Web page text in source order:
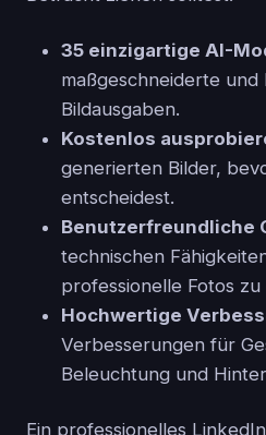
35 einzigartige AI-
maßgeschneiderte
Bildausgaben.
Kostenlos
generierten Bilder,
entscheidest.
Benutzerfreundliche
technischen
professionelle Fotos
Hochwertige
Verbesserungen für
Beleuchtung und
Ein professionelles